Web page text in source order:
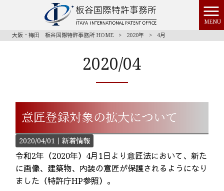
MENU
大阪・梅田 板谷国際特許事務所 HOME > 2020年 > 4月
2020/04
意匠登録対象の拡大について
2020/04/01｜新着情報
令和2年（2020年）4月1日より意匠法において、新た
に画像、建築物、内装の意匠が保護されるようになり
ました（特許庁HP参照）。